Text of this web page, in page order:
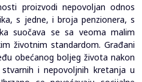
proizvodi nepovoljan odnos
s jedne, i broja penzionera, s
suočava se sa veoma malim
životnim standardom. Građani
obećanog boljeg života nakon
i nepovoljnih kretanja u